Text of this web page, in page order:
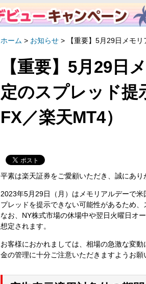
ホーム > お知らせ > 【重要】5月29日メモ
【重要】5月29日
定のスプレッド提
FX／楽天MT4）
平素は楽天証券をご愛顧いただき、誠にあり
2023年5月29日（月）はメモリアルデーで
プレッドを提示できない可能性があるため
なお、NY株式市場の休場中や翌日火曜日オ
想定されます。
お客様におかれましては、相場の急激な変
金の管理に十分ご注意いただきますようお願